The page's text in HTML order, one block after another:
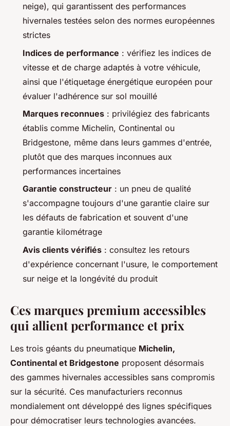
neige), qui garantissent des performances
hivernales testées selon des normes européennes
strictes
Indices de performance : vérifiez les indices de
vitesse et de charge adaptés à votre véhicule,
ainsi que l'étiquetage énergétique européen pour
évaluer l'adhérence sur sol mouillé
Marques reconnues : privilégiez des fabricants
établis comme Michelin, Continental ou
Bridgestone, même dans leurs gammes d'entrée,
plutôt que des marques inconnues aux
performances incertaines
Garantie constructeur : un pneu de qualité
s'accompagne toujours d'une garantie claire sur
les défauts de fabrication et souvent d'une
garantie kilométrage
Avis clients vérifiés : consultez les retours
d'expérience concernant l'usure, le comportement
sur neige et la longévité du produit
Ces marques premium accessibles
qui allient performance et prix
Les trois géants du pneumatique Michelin,
Continental et Bridgestone proposent désormais
des gammes hivernales accessibles sans compromis
sur la sécurité. Ces manufacturiers reconnus
mondialement ont développé des lignes spécifiques
pour démocratiser leurs technologies avancées.